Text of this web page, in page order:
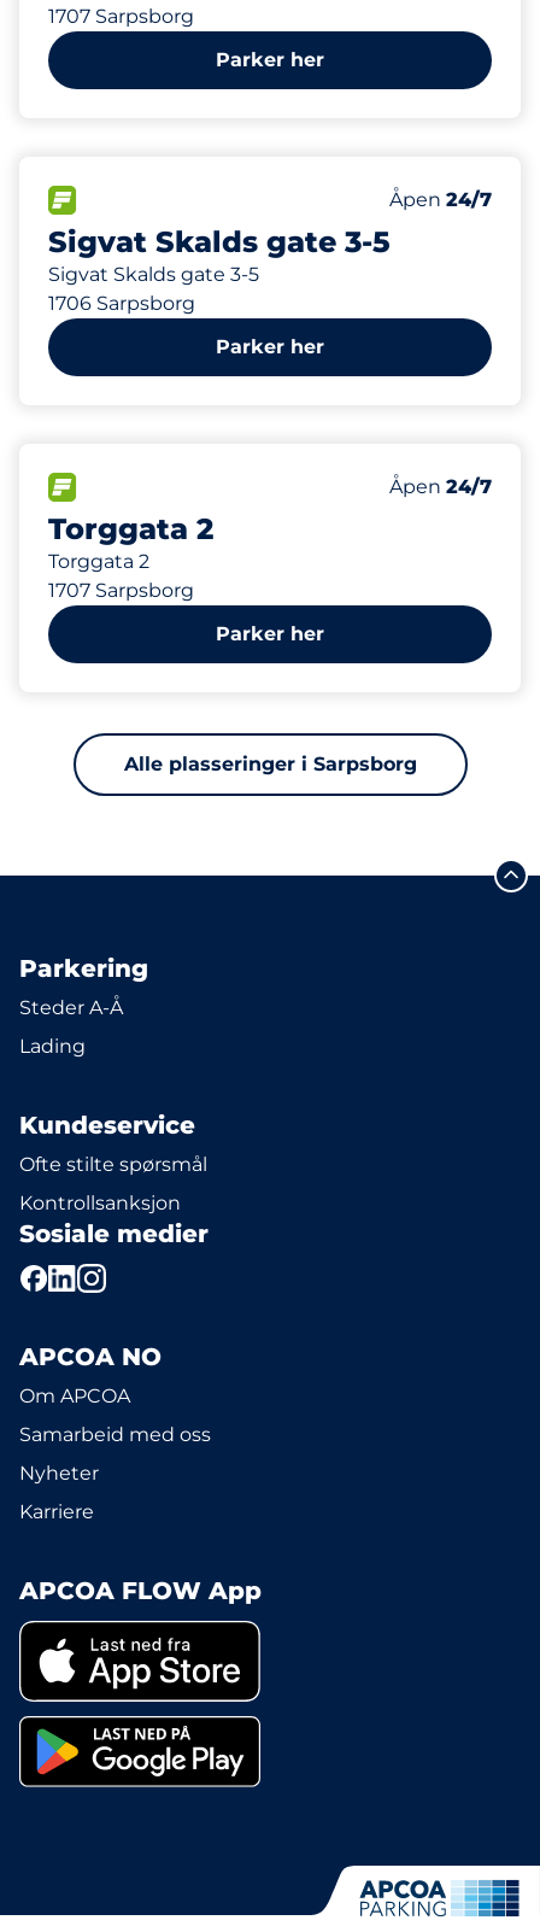
1707 Sarpsborg
Parker her
Sigvat Skalds gate 3-5
Sigvat Skalds gate 3-5
1706 Sarpsborg
Antall
83
HC plasser
2
Lørdag
Åpen 24/7
133 m
Parker her
Torggata 2
Torggata 2
1707 Sarpsborg
Antall
36
HC plasser
2
Lørdag
Åpen 24/7
199 m
Parker her
Alle plasseringer i Sarpsborg
Parkering
Steder A-Å
Lading
Kundeservice
Ofte stilte spørsmål
Kontrollsanksjon
Sosiale medier
APCOA NO
Om APCOA
Samarbeid med oss
Nyheter
Karriere
APCOA FLOW App